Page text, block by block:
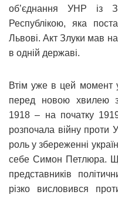
об’єднання УНР із
Республікою, яка
Львові. Акт Злуки мав на
в одній державі.
Втім уже в цей момент
перед новою хвилею
1918 – на початку
розпочала війну проти
роль у збереженні
себе Симон Петлюра. Ще
представників
різко висловився